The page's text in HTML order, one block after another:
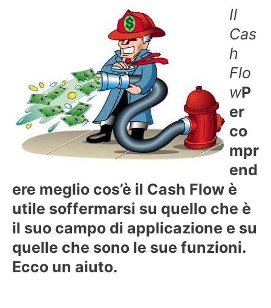
Il
Cas
h
Flo
wP
er
co
mpr
end
ere meglio cos’è il Cash Flow è
utile soffermarsi su quello che è
il suo campo di applicazione e su
quelle che sono le sue funzioni.
Ecco un aiuto.